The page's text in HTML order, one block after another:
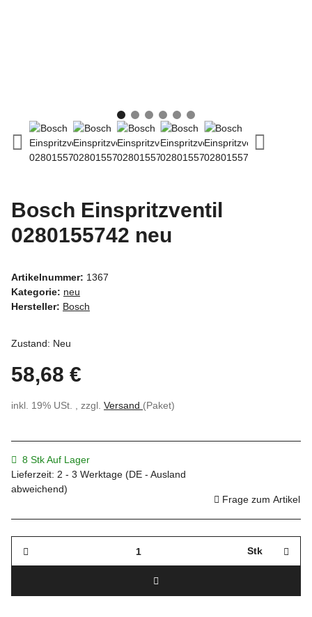
Bosch Einspritzventil
0280155742 neu
Artikelnummer: 1367
Kategorie: neu
Hersteller: Bosch
Zustand: Neu
58,68 €
inkl. 19% USt. , zzgl. Versand (Paket)
8 Stk Auf Lager
Lieferzeit: 2 - 3 Werktage (DE - Ausland
abweichend)
Frage zum Artikel
Stk